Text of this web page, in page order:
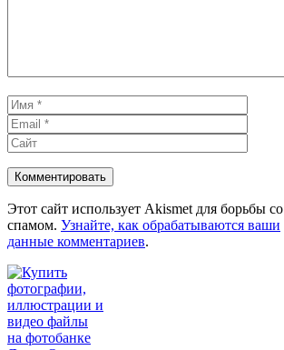
Имя
Этот сайт использует Akismet для борьбы со
спамом. Узнайте, как обрабатываются ваши
данные комментариев.